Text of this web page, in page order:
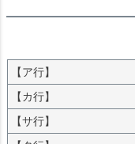
【ア行】
【カ行】
【サ行】